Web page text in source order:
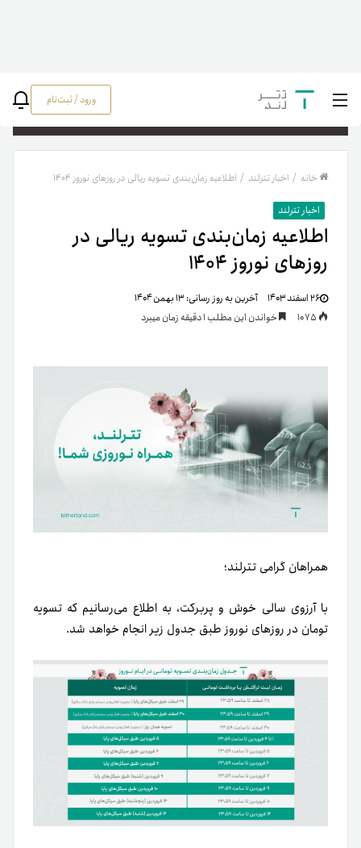
ورود / ثبت‌نام
خانه / اخبار تترلند / اطلاعیه زمان‌بندی تسویه ریالی در روزهای نوروز ۱۴۰۴
اخبار تترلند
اطلاعیه زمان‌بندی تسویه ریالی در
روزهای نوروز ۱۴۰۴
۲۶ اسفند ۱۴۰۳ آخرین به روز رسانی:۱۳ بهمن ۱۴۰۴
خواندن این مطلب 1 دقیقه زمان میبرد
همراهان گرامی تترلند؛
با آرزوی سالی خوش و پربرکت، به اطلاع می‌رسانیم که تسویه
تومان در روزهای نوروز طبق جدول زیر انجام خواهد شد.